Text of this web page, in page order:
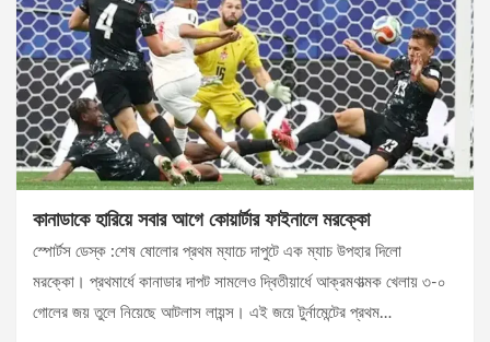
কানাডাকে হারিয়ে সবার আগে কোয়ার্টার ফাইনালে মরক্কো
স্পোর্টস ডেস্ক :শেষ ষোলোর প্রথম ম্যাচে দাপুটে এক ম্যাচ উপহার দিলো
মরক্কো। প্রথমার্ধে কানাডার দাপট সামলেও দ্বিতীয়ার্ধে আক্রমণাত্মক খেলায় ৩-০
গোলের জয় তুলে নিয়েছে আটলাস লায়ন্স। এই জয়ে টুর্নামেন্টের প্রথম…